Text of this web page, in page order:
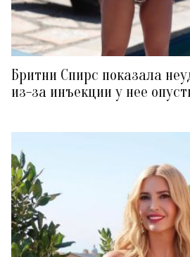
Бритни Спирс показала
из-за инъекции у нее